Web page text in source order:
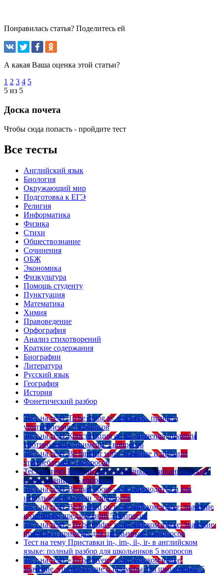
Понравилась статья? Поделитесь ей
А какая Ваша оценка этой статьи?
1 2 3 4 5
5 из 5
Доска почета
Чтобы сюда попасть - пройдите тест
Все тесты
Английский язык
Биология
Окружающий мир
Подготовка к ЕГЭ
Религия
Информатика
Физика
Стихи
Обществознание
Сочинения
ОБЖ
Экономика
Физкультура
Помощь студенту
Пунктуация
Математика
Химия
Правоведение
Орфография
Анализ стихотворений
Краткие содержания
Биографии
Литература
Русский язык
География
История
Фонетический разбор
Тест на тему To be going to: значение, правила
употребления 5 вопросов
Тест на тему Конструкция go on: значения, правила
употребления, примеры 5 вопросов
Тест на тему Be familiar with: значение и правила
употребления 5 вопросов
Тест на тему Британский vs американский английский:
в чем разница? 5 вопросов
Тест на тему Be mad about - как переводится и как
использовать в речи 5 вопросов
Тест на тему Be hooked on в английском языке: значение
и примеры предложений 5 вопросов
Тест на тему «To be made» в английском языке: значение,
правила и примеры для школьников 5 вопросов
Тест на тему Приставки in-, im-, il-, ir- в английском
языке: полный разбор для школьников 5 вопросов
Тест на тему «To be given» в английском языке:
значение, употребление и примеры для школьников 5